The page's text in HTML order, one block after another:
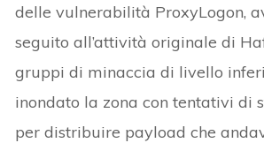
delle vulnerabilità ProxyLogon,
seguito all’attività originale di
gruppi di minaccia di livello
inondato la zona con tentativi di
per distribuire payload che